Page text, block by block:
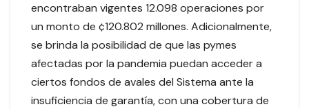
encontraban vigentes 12.098 operaciones por
un monto de ¢120.802 millones. Adicionalmente,
se brinda la posibilidad de que las pymes
afectadas por la pandemia puedan acceder a
ciertos fondos de avales del Sistema ante la
insuficiencia de garantía, con una cobertura de